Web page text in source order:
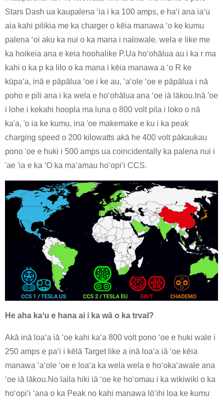
Stars Dash ua kaupalena ʻia i ka 100 amps, e haʻi ana iaʻu
aia kahi pilikia me ka charger o kēia manawa ʻo ke kumu
palena ʻoi aku ka nui o ka mana i nalowale. wela e like me
ka hoikeia ana e keia hoohalike P.Ua hoʻohālua au i ka r ma
kahi o ka p ka lilo o ka mana i kēia manawa a ʻo R ke
kūpaʻa, inā e pāpālua ʻoe i ke au, ʻaʻole ʻoe e pāpālua i nā
poho e pili ana i ka wela e hoʻohālua ana ʻoe iā lākou.Inā 'oe
i lohe i kekahi hoopla ma luna o 800 volt pila i loko o nā
ka'a, 'o ia ke kumu, ina 'oe makemake e ku i ka peak
charging speed o 200 kilowatts akā he 400 volt pākaukau
pono 'oe e huki i 500 amps ua coincidentally ka palena nui i
'ae 'ia e ka ʻO ka maʻamau hoʻopiʻi CCS.
He aha kaʻu e hana ai i ka wā o ka trval?
Akā inā loaʻa iā ʻoe kahi kaʻa 800 volt pono ʻoe e huki wale i
250 amps e paʻi i kēlā Target like a inā loaʻa iā ʻoe kēia
manawa ʻaʻole ʻoe e loaʻa ka wela wela e hoʻokaʻawale ana
ʻoe iā lākou.No laila hiki iā ʻoe ke hoʻomau i ka wikiwiki o ka
hoʻopiʻi ʻana o ka Peak no kahi manawa lōʻihi loa ke kumu